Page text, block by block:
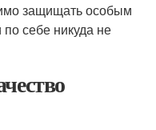
защищать особым
себе никуда не